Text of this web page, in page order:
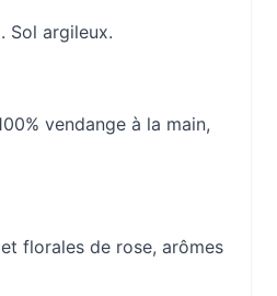
Sol argileux.
vendange à la main,
florales de rose, arômes